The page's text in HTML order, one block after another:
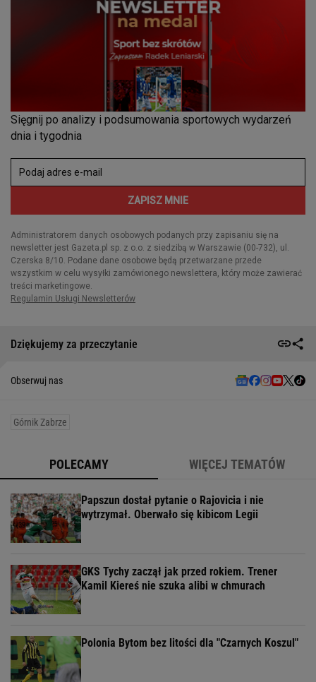
Dziękujemy za przeczytanie
Obserwuj nas
Górnik Zabrze
POLECAMY WIĘCEJ TEMATÓW
Papszun dostał pytanie o Rajovicia i nie
wytrzymał. Oberwało się kibicom Legii
GKS Tychy zaczął jak przed rokiem. Trener
Kamil Kiereś nie szuka alibi w chmurach
Polonia Bytom bez litości dla "Czarnych Koszul"